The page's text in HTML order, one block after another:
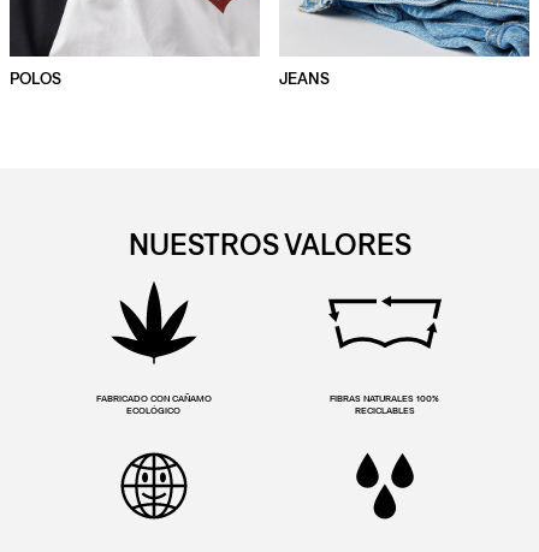
POLOS JEANS
NUESTROS VALORES
FABRICADO CON CAÑAMO
ECOLÓGICO
FIBRAS NATURALES 100%
RECICLABLES